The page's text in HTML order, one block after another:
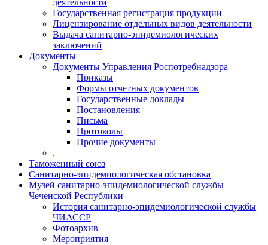
деятельности
Государственная регистрация продукции
Лицензирование отдельных видов деятельности
Выдача санитарно-эпидемиологических
заключений
Документы
Документы Управления Роспотребнадзора
Приказы
Формы отчетных документов
Государственные доклады
Постановления
Письма
Протоколы
Прочие документы
.
Таможенный союз
Санитарно-эпидемиологическая обстановка
Музей санитарно-эпидемиологической службы
Чеченской Республики
История санитарно-эпидемиологической службы
ЧИАССР
Фотоархив
Мероприятия